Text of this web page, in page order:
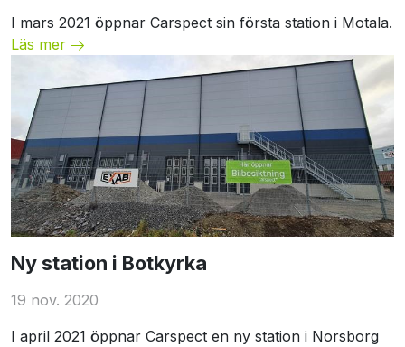
I mars 2021 öppnar Carspect sin första station i Motala.
Läs mer
Ny station i Botkyrka
19 nov. 2020
I april 2021 öppnar Carspect en ny station i Norsborg